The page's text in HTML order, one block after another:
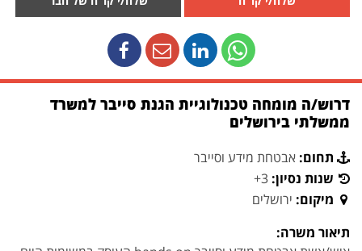
דרוש/ה מומחה טכנולוגיית הגנת סייבר למשרד
ממשלתי בירושלים
תחום: אבטחת מידע וסייבר
שנות נסיון: 3+
מיקום: ירושלים
תיאור משרה: